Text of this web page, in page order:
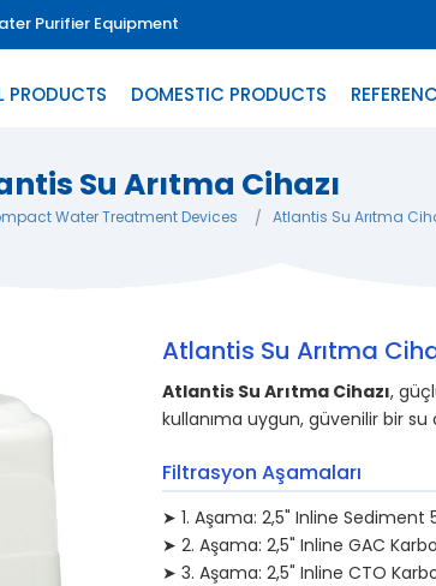
Purifier Equipment
PRODUCTS DOMESTIC PRODUCTS
Su Arıtma Cihazı
Water Treatment Devices Atlantis Su Arıtma
Atlantis Su Arıtma
Atlantis Su Arıtma Cihazı,
kullanıma uygun, güvenilir bir
Filtrasyon Aşamaları
➤ 1. Aşama: 2,5" Inline Sediment
➤ 2. Aşama: 2,5" Inline GAC
➤ 3. Aşama: 2,5" Inline CTO